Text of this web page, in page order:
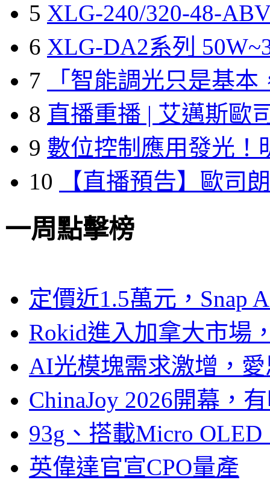
5 XLG-240/320-48-
6 XLG-DA2系列
7
「智能調光只是基本
8 直播重播 | 艾邁斯歐
9 數位控制應用發光！
10
【直播預告】歐司
一周點擊榜
定價近1.5萬元，Snap
Rokid進入加拿大市場
AI光模塊需求激增，
ChinaJoy 2026開幕，
93g、搭載Micro
英偉達官宣CPO量產